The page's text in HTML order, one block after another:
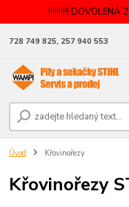
!!!!!!!!!! DOVOLENÁ
728 749 825, 257 940 553
Úvod Křovinořezy
Křovinořezy